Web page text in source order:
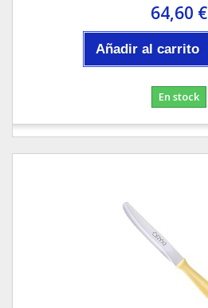
64,60 €
Añadir al carrito
En stock